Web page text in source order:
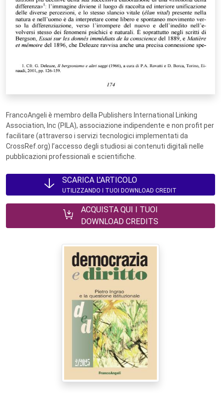
FrancoAngeli è membro della Publishers International Linking
Association, Inc (PILA), associazione indipendente e non profit per
facilitare (attraverso i servizi tecnologici implementati da
CrossRef.org) l’accesso degli studiosi ai contenuti digitali nelle
pubblicazioni professionali e scientifiche.
SCARICA L'ARTICOLO
UTILIZZANDO I TUOI DOWNLOAD CREDIT
ACQUISTA QUI I TUOI
DOWNLOAD CREDITS